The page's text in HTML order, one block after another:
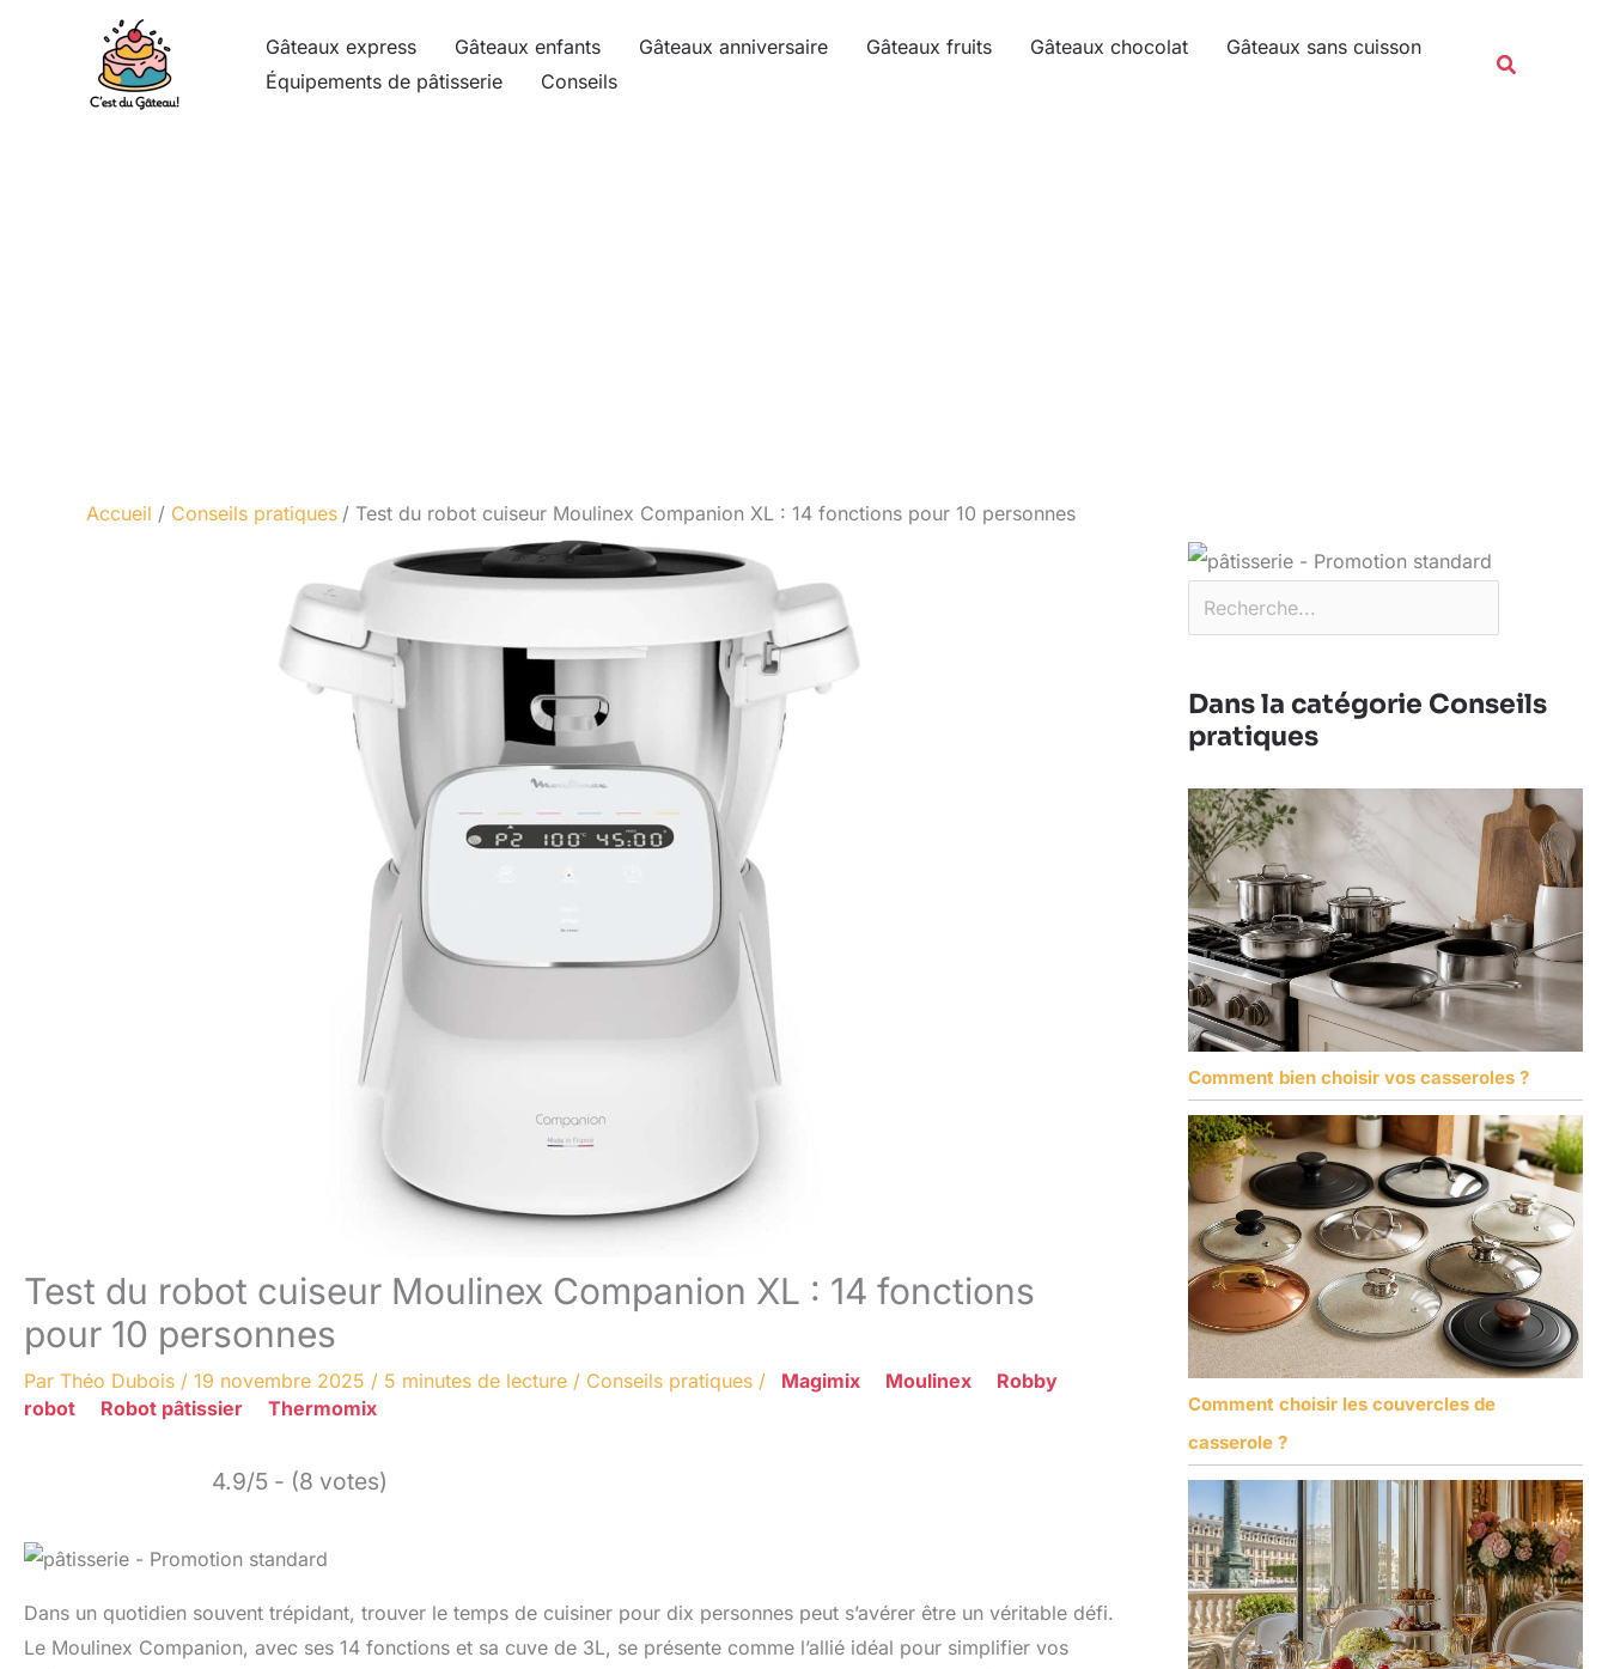
Gâteaux express Gâteaux enfants Gâteaux anniversaire Gâteaux fruits Gâteaux chocolat
Gâteaux sans cuisson
Équipements de pâtisserie
Conseils
Accueil Conseils pratiques Test du robot cuiseur Moulinex Companion XL : 14 fonctions pour 10 personnes
Test du robot cuiseur Moulinex Companion XL : 14 fonctions
pour 10 personnes
Par Théo Dubois / 19 novembre 2025 / 5 minutes de lecture / Conseils pratiques / Magimix Moulinex
Robby
robot
Robot pâtissier Thermomix
4.9/5 - (8 votes)
Dans un quotidien souvent trépidant, trouver le temps de cuisiner pour dix personnes peut s’avérer être un véritable défi.
Le Moulinex Companion, avec ses 14 fonctions et sa cuve de 3L, se présente comme l’allié idéal pour simplifier vos
Dans la catégorie Conseils
pratiques
Comment bien choisir vos casseroles ?
Comment choisir les couvercles de
casserole ?